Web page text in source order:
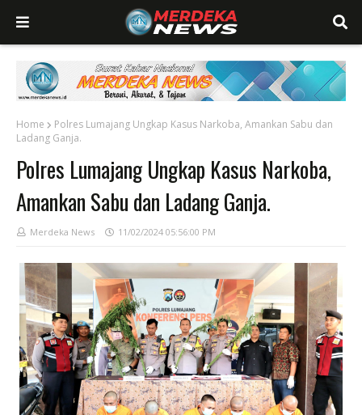
Home
Polres Lumajang Ungkap Kasus Narkoba, Amankan Sabu dan
Ladang Ganja.
Polres Lumajang Ungkap Kasus Narkoba,
Amankan Sabu dan Ladang Ganja.
Merdeka News 11/02/2024 05:56:00 PM